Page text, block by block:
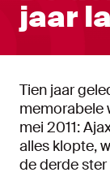
jaar
Tien jaar
memorabele
mei 2011:
alles klopte,
de derde